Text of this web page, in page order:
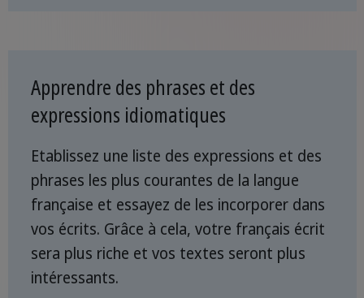
Apprendre des phrases et des
expressions idiomatiques
Etablissez une liste des expressions et des
phrases les plus courantes de la langue
française et essayez de les incorporer dans
vos écrits. Grâce à cela, votre français écrit
sera plus riche et vos textes seront plus
intéressants.